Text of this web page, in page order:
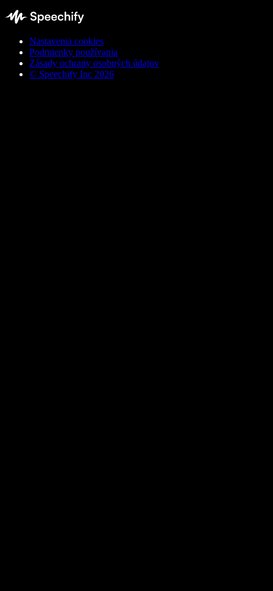
Nastavenia cookies
Podmienky používania
Zásady ochrany osobných údajov
© Speechify Inc 2026